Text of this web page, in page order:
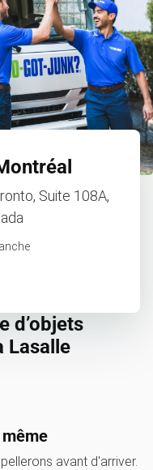
Suite 108A,
d’objets
Lasalle
avant d'arriver.